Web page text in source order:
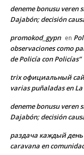
deneme bonusu veren
Dajabón; decisión
promokod_gypn en
observaciones como
de Policía con Policías”
trix официальный
varias puñaladas en La
deneme bonusu veren
Dajabón; decisión
раздача каждый день
caravana en